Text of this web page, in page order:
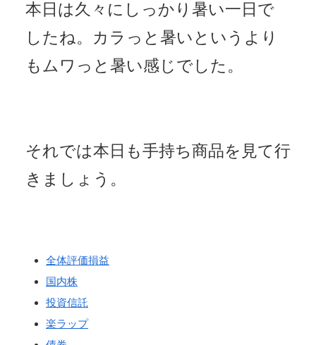
本日は久々にしっかり暑い一日で
したね。カラっと暑いというより
もムワっと暑い感じでした。
それでは本日も手持ち商品を見て行
きましょう。
全体評価損益
国内株
投資信託
楽ラップ